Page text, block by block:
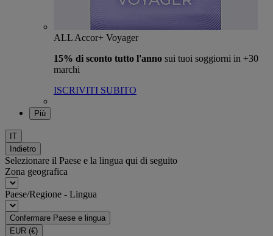
ALL Accor+ Voyager
15% di sconto tutto l'anno sui tuoi soggiorni in +30
marchi
ISCRIVITI SUBITO
Più
IT
Indietro
Selezionare il Paese e la lingua qui di seguito
Zona geografica
Paese/Regione - Lingua
Confermare Paese e lingua
EUR (€)